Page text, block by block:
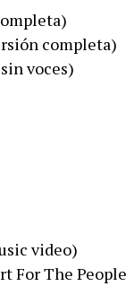
completa)
voces)
video)
For The